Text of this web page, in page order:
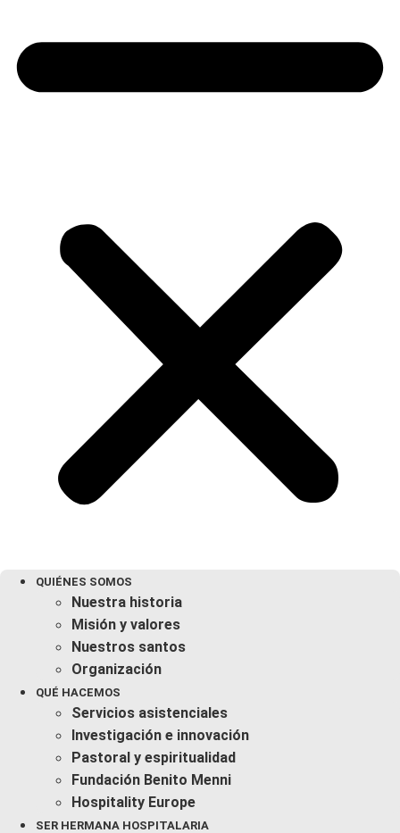
QUIÉNES SOMOS
Nuestra historia
Misión y valores
Nuestros santos
Organización
QUÉ HACEMOS
Servicios asistenciales
Investigación e innovación
Pastoral y espiritualidad
Fundación Benito Menni
Hospitality Europe
SER HERMANA HOSPITALARIA